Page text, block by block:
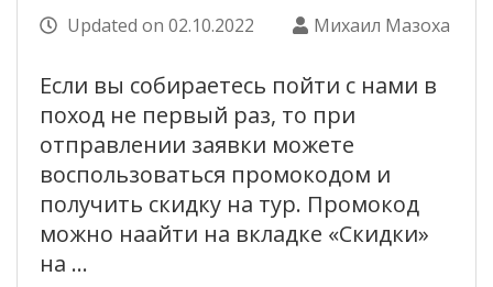
Updated on 02.10.2022 Михаил Мазоха
Если вы собираетесь пойти с нами в
поход не первый раз, то при
отправлении заявки можете
воспользоваться промокодом и
получить скидку на тур. Промокод
можно наайти на вкладке «Скидки»
на …